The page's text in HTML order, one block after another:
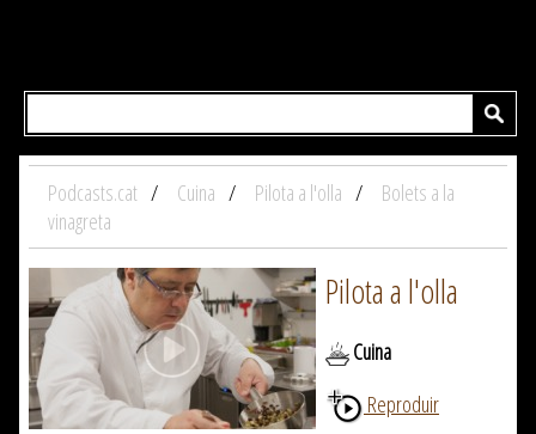
Podcasts.cat Cuina Pilota a l'olla
Bolets a la
vinagreta
Pilota a l'olla
Cuina
Reproduir